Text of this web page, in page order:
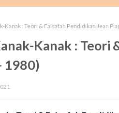
Kanak : Teori & Falsafah Pendidikan Jean
Kanak : Teori
1980)